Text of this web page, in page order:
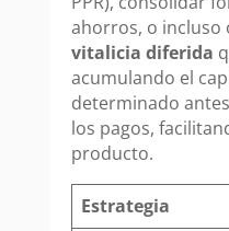
ahorros, o incluso
vitalicia diferida
acumulando el
determinado
los pagos,
producto.
Estrategia